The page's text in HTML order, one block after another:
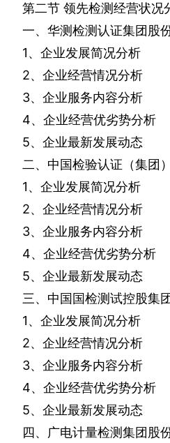
第二节 领先检测经营状况
一、华测检测认证集团股
1、企业发展简况分析
2、企业经营情况分析
3、企业服务内容分析
4、企业经营优劣势分析
5、企业最新发展动态
二、中国检验认证（集团
1、企业发展简况分析
2、企业经营情况分析
3、企业服务内容分析
4、企业经营优劣势分析
5、企业最新发展动态
三、中国国检测试控股集
1、企业发展简况分析
2、企业经营情况分析
3、企业服务内容分析
4、企业经营优劣势分析
5、企业最新发展动态
四、广电计量检测集团股